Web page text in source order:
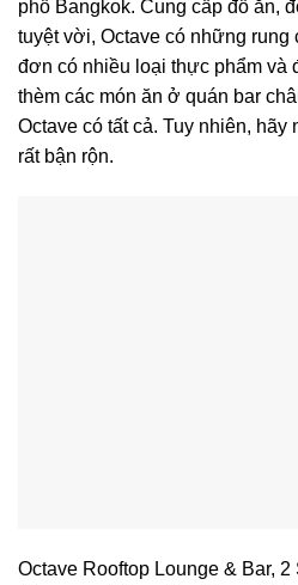
phố Bangkok. Cung cấp đồ ăn,
tuyệt vời, Octave có những
đơn có nhiều loại thực phẩm và
thèm các món ăn ở quán bar
Octave có tất cả. Tuy nhiên,
rất bận rộn.
Octave Rooftop Lounge & Bar, 2